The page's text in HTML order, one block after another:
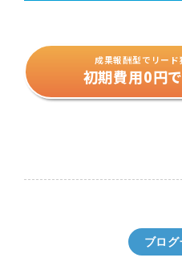
成果報酬型でリー
初期費用0円
ブロ